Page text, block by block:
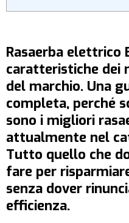
Rasaerba elettrico
caratteristiche dei
del marchio. Una
completa, perché
sono i migliori
attualmente nel
Tutto quello che
fare per
senza dover
efficienza.